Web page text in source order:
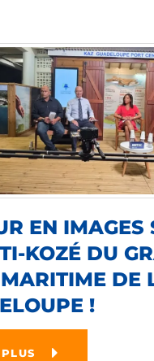
EN IMAGES
KOZÉ DU
DE
!